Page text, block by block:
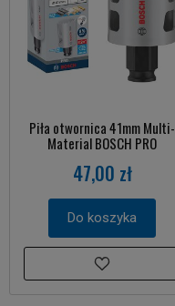
Piła otwornica 41mm Multi-
Material BOSCH PRO
47,00 zł
Do koszyka